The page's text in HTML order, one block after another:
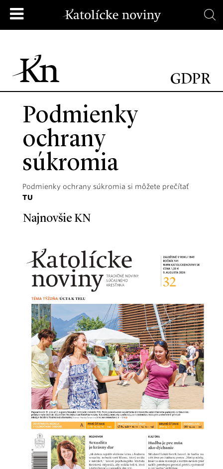
GDPR
Podmienky
ochrany
súkromia
Podmienky ochrany súkromia si môžete prečítať
TU
Najnovšie KN